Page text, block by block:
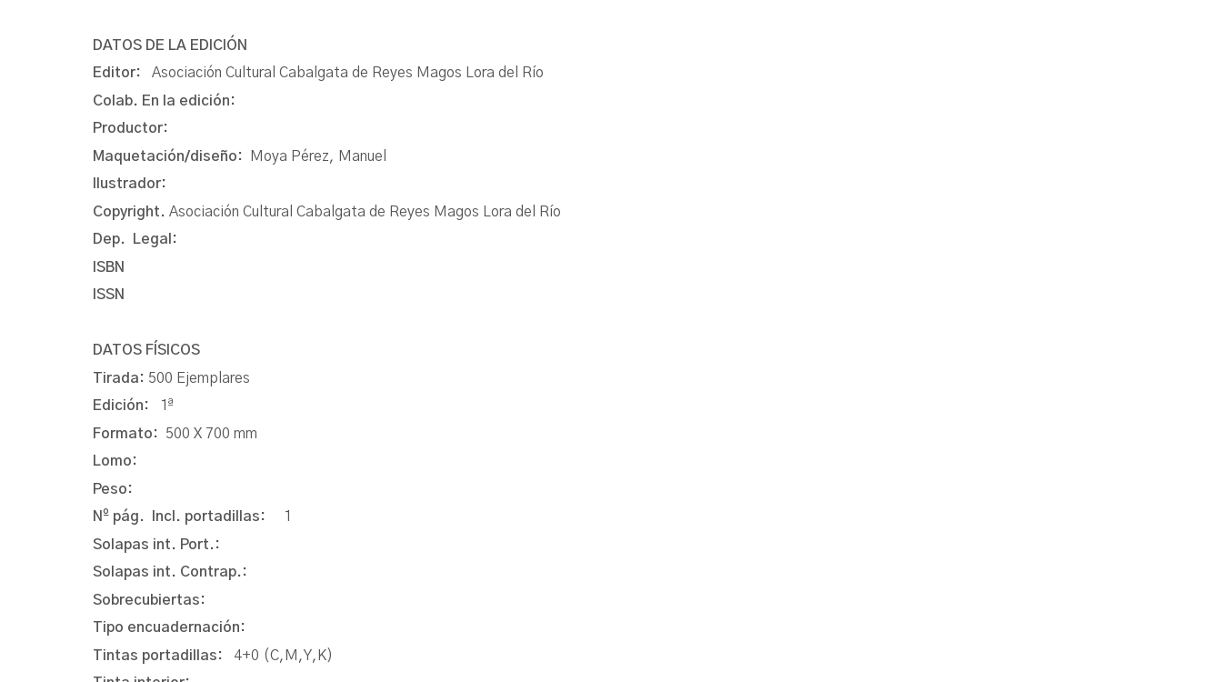
DATOS DE LA EDICIÓN
Editor: Asociación Cultural Cabalgata de Reyes Magos Lora del Río
Colab. En la edición:
Productor:
Maquetación/diseño:
Moya Pérez, Manuel
Ilustrador:
Copyright. Asociación Cultural Cabalgata de Reyes Magos Lora del Río
Dep. Legal:
ISBN
ISSN
DATOS FÍSICOS
Tirada: 500 Ejemplares
Edición:
1ª
Formato: 500 X 700 mm
Lomo:
Peso:
Nº pág. Incl. portadillas:
1
Solapas int. Port.:
Solapas int. Contrap.:
Sobrecubiertas:
Tipo encuadernación:
Tintas portadillas: 4+0 (C,M,Y,K)